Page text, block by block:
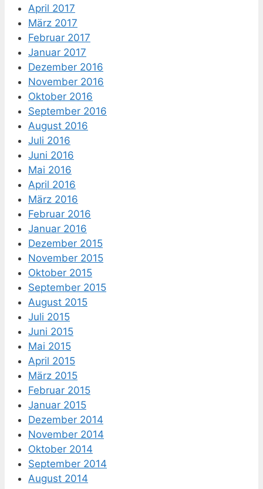
April 2017
März 2017
Februar 2017
Januar 2017
Dezember 2016
November 2016
Oktober 2016
September 2016
August 2016
Juli 2016
Juni 2016
Mai 2016
April 2016
März 2016
Februar 2016
Januar 2016
Dezember 2015
November 2015
Oktober 2015
September 2015
August 2015
Juli 2015
Juni 2015
Mai 2015
April 2015
März 2015
Februar 2015
Januar 2015
Dezember 2014
November 2014
Oktober 2014
September 2014
August 2014